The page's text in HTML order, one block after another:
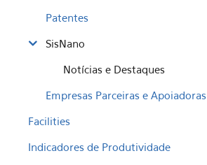
Patentes
SisNano
Notícias e Destaques
Empresas Parceiras e Apoiadoras
Facilities
Indicadores de Produtividade